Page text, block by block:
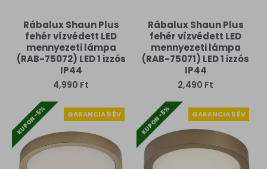
Rábalux Shaun Plus
fehér vízvédett LED
mennyezeti lámpa
(RAB-75072) LED 1 izzós
IP44
4,990 Ft
Rábalux Shaun Plus
fehér vízvédett LED
mennyezeti lámpa
(RAB-75071) LED 1 izzós
IP44
2,490 Ft
GARANCIA 5 ÉV
KUPON -5% GARANCIA 5 ÉV
KUPON -5%